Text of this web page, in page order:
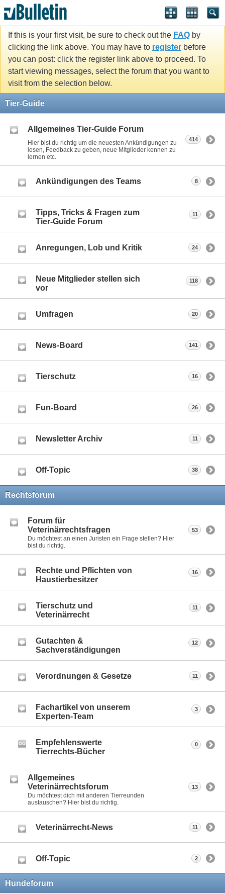
If this is your first visit, be sure to check out the FAQ by
clicking the link above. You may have to register before
you can post: click the register link above to proceed. To
start viewing messages, select the forum that you want to
visit from the selection below.
Tier-Guide
Allgemeines Tier-Guide Forum
Hier bist du richtig um die neuesten Ankündigungen zu
lesen, Feedback zu geben, neue Mitglieder kennen zu
lernen etc.
414
Ankündigungen des Teams 8
Tipps, Tricks & Fragen zum
Tier-Guide Forum
11
Anregungen, Lob und Kritik 24
Neue Mitglieder stellen sich
vor
118
Umfragen 20
News-Board 141
Tierschutz 16
Fun-Board 26
Newsletter Archiv 11
Off-Topic 38
Rechtsforum
Forum für
Veterinärrechtsfragen
Du möchtest an einen Juristen ein Frage stellen? Hier
bist du richtig.
53
Rechte und Pflichten von
Haustierbesitzer
16
Tierschutz und
Veterinärrecht
11
Gutachten &
Sachverständigungen
12
Verordnungen & Gesetze 11
Fachartikel von unserem
Experten-Team
3
Empfehlenswerte
Tierrechts-Bücher
0
Allgemeines
Veterinärrechtsforum
Du möchtest dich mit anderen Tierreunden
austauschen? Hier bist du richtig.
13
Veterinärrecht-News 11
Off-Topic 2
Hundeforum